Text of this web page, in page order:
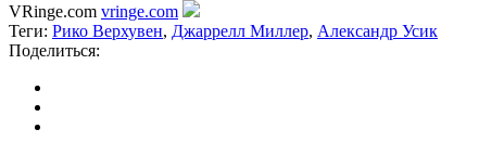
VRinge.com vringe.com
Теги: Рико Верхувен, Джаррелл Миллер, Александр Усик
Поделиться: